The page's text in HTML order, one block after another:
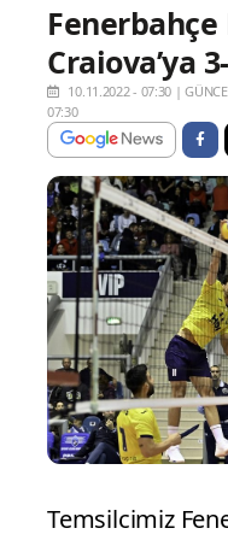
Fenerbahçe
Craiova’ya
10.11.2022 - 07:30 |
07:30
Temsilcimiz